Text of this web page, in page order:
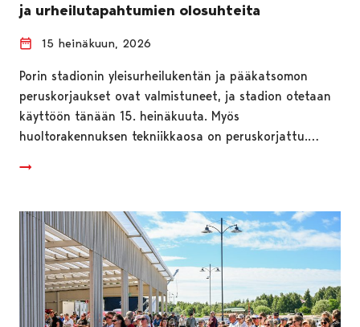
ja urheilutapahtumien olosuhteita
15 heinäkuun, 2026
Porin stadionin yleisurheilukentän ja pääkatsomon
peruskorjaukset ovat valmistuneet, ja stadion otetaan
käyttöön tänään 15. heinäkuuta. Myös
huoltorakennuksen tekniikkaosa on peruskorjattu.…